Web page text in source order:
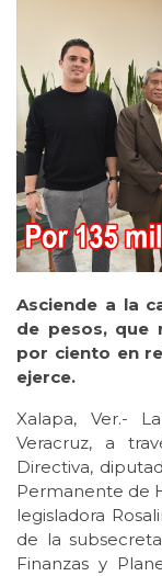
Asciende a la
de pesos, que
por ciento en
ejerce.
Xalapa, Ver.-
Veracruz, a
Directiva,
Permanente de
legisladora
de la
Finanzas y